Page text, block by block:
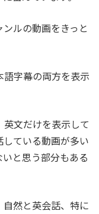
ルの動画をきっと
語字幕の両方を表示
文だけを表示して
ている動画が多い
と思う部分もある
然と英会話、特に